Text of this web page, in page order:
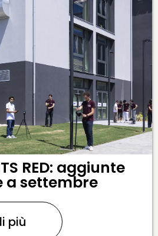
RED: aggiunte
a settembre
più